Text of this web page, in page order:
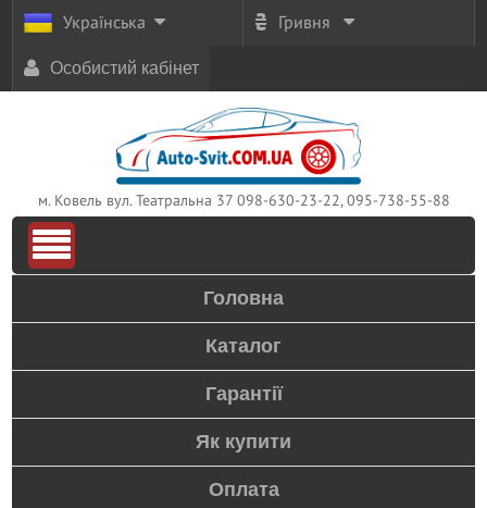
Українська Гривня
Особистий кабінет
м. Ковель вул. Театральна 37 098-630-23-22, 095-738-55-88
Головна
Каталог
Гарантії
Як купити
Оплата